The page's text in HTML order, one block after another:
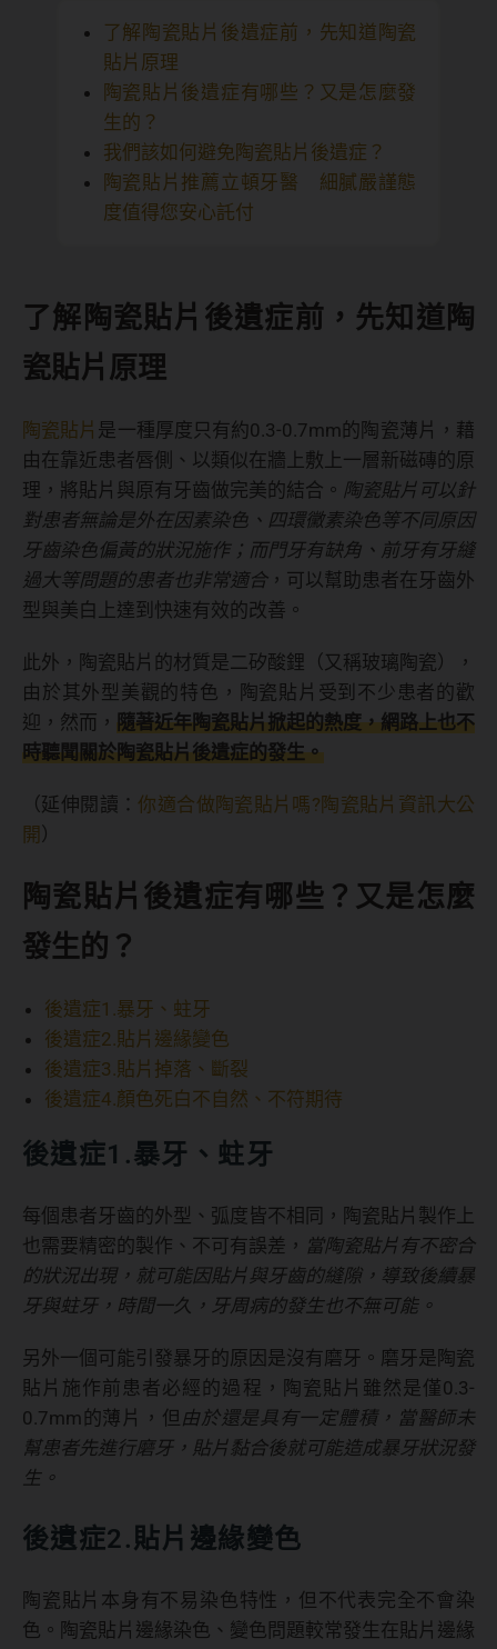
了解陶瓷貼片後遺症前，先知道陶瓷
貼片原理
陶瓷貼片後遺症有哪些？又是怎麼發
生的？
我們該如何避免陶瓷貼片後遺症？
陶瓷貼片推薦立頓牙醫 細膩嚴謹態
度值得您安心託付
了解陶瓷貼片後遺症前，先知道陶
瓷貼片原理
陶瓷貼片 是一種厚度只有約0.3-0.7mm的陶瓷薄片，藉
由在靠近患者唇側、以類似在牆上敷上一層新磁磚的原
理，將貼片與原有牙齒做完美的結合。 陶瓷貼片可以針
對患者無論是外在因素染色、四環黴素染色等不同原因
牙齒染色偏黃的狀況施作；而門牙有缺角、前牙有牙縫
過大等問題的患者也非常適合，可以幫助患者在牙齒外
型與美白上達到快速有效的改善。
此外，陶瓷貼片的材質是二矽酸鋰（又稱玻璃陶瓷），
由於其外型美觀的特色，陶瓷貼片受到不少患者的歡
迎，然而， 隨著近年陶瓷貼片掀起的熱度，網路上也不
時聽聞關於陶瓷貼片後遺症的發生。
（延伸閱讀： 你適合做陶瓷貼片嗎?陶瓷貼片資訊大公
開 ）
陶瓷貼片後遺症有哪些？又是怎麼
發生的？
後遺症1.暴牙、蛀牙
後遺症2.貼片邊緣變色
後遺症3.貼片掉落、斷裂
後遺症4.顏色死白不自然、不符期待
後遺症1.暴牙、蛀牙
每個患者牙齒的外型、弧度皆不相同，陶瓷貼片製作上
也需要精密的製作、不可有誤差， 當陶瓷貼片有不密合
的狀況出現，就可能因貼片與牙齒的縫隙，導致後續暴
牙與蛀牙，時間一久，牙周病的發生也不無可能。
另外一個可能引發暴牙的原因是沒有磨牙。磨牙是陶瓷
貼片施作前患者必經的過程，陶瓷貼片雖然是僅0.3-
0.7mm的薄片，但 由於還是具有一定體積，當醫師未
幫患者先進行磨牙，貼片黏合後就可能造成暴牙狀況發
生。
後遺症2.貼片邊緣變色
陶瓷貼片本身有不易染色特性，但不代表完全不會染
色。陶瓷貼片邊緣染色、變色問題較常發生在貼片邊緣